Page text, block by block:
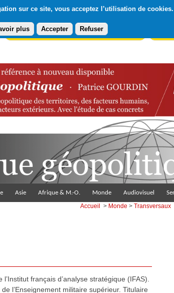
sur ce site, vous acceptez l’utilisation de cookies.
plus Accepter Refuser
Abonnement gratuit à la Lettre du Diploweb
Asie Afrique & M.-O. Monde Audiovisuel
Accueil > Monde >Transversaux
français d’analyse stratégique (IFAS).
l’Enseignement militaire supérieur. Titulaire